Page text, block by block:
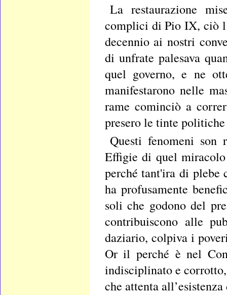
La restaurazione
complici di Pio IX, ciò
decennio ai nostri
di unfrate palesava
quel governo, e ne
manifestarono nelle
rame cominciò a
presero le tinte
Questi fenomeni
Effigie di quel
perché tant'ira di plebe
ha profusamente
soli che godono del
contribuiscono alle
daziario, colpiva i
Or il perché è nel
indisciplinato e
che attenta